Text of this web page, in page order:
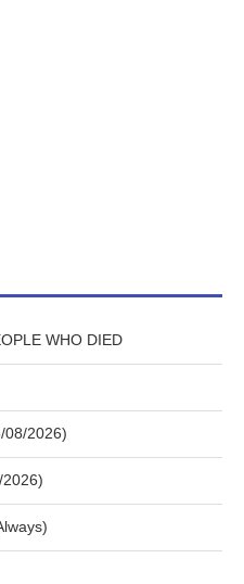
WHO DIED
08/2026)